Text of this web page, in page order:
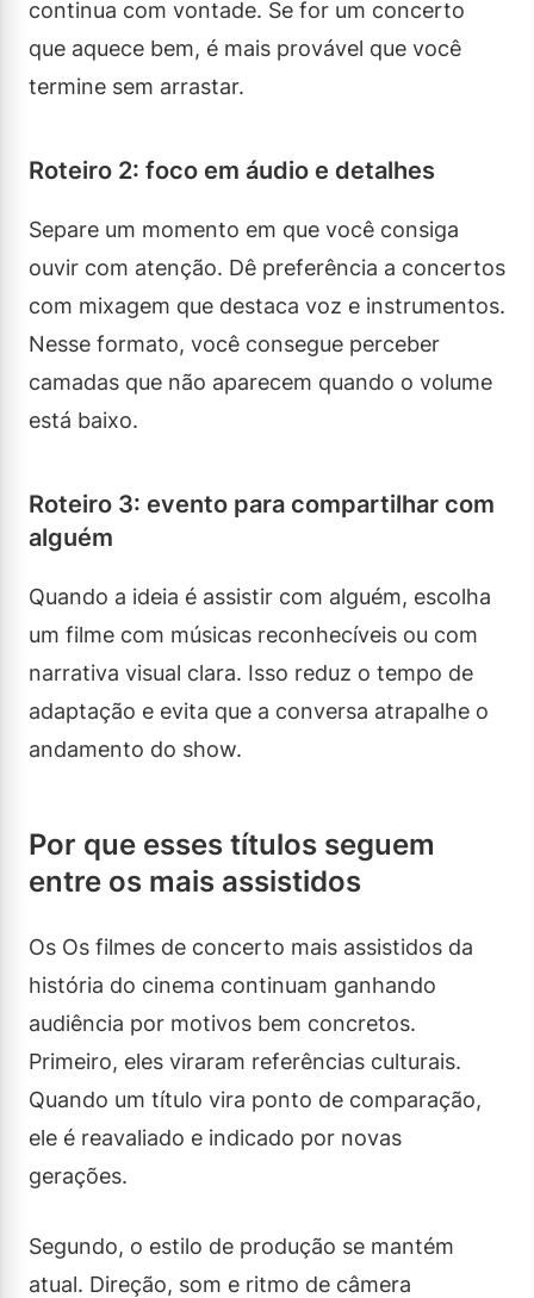
continua com vontade. Se for um concerto
que aquece bem, é mais provável que você
termine sem arrastar.
Roteiro 2: foco em áudio e detalhes
Separe um momento em que você consiga
ouvir com atenção. Dê preferência a concertos
com mixagem que destaca voz e instrumentos.
Nesse formato, você consegue perceber
camadas que não aparecem quando o volume
está baixo.
Roteiro 3: evento para compartilhar com
alguém
Quando a ideia é assistir com alguém, escolha
um filme com músicas reconhecíveis ou com
narrativa visual clara. Isso reduz o tempo de
adaptação e evita que a conversa atrapalhe o
andamento do show.
Por que esses títulos seguem
entre os mais assistidos
Os Os filmes de concerto mais assistidos da
história do cinema continuam ganhando
audiência por motivos bem concretos.
Primeiro, eles viraram referências culturais.
Quando um título vira ponto de comparação,
ele é reavaliado e indicado por novas
gerações.
Segundo, o estilo de produção se mantém
atual. Direção, som e ritmo de câmera